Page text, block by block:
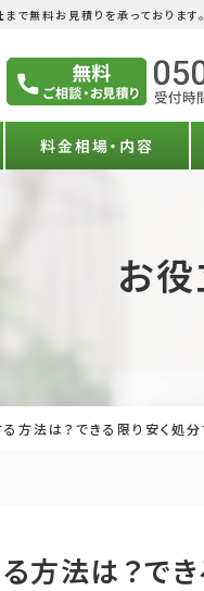
無料お見積りを承っておりま
料金相場・内容
お役
方法は？できる限り安く処
方法は？で